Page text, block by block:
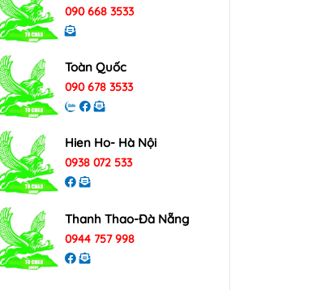
090 668 3533
Toàn Quốc
090 678 3533
Hien Ho- Hà Nội
0938 072 533
Thanh Thao-Đà Nẵng
0944 757 998